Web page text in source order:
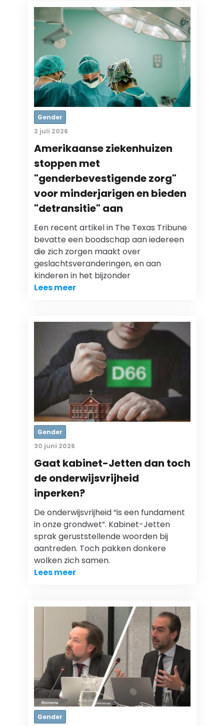
Gender
2 juli 2026
Amerikaanse ziekenhuizen
stoppen met
"genderbevestigende zorg"
voor minderjarigen en bieden
"detransitie" aan
Een recent artikel in The Texas Tribune
bevatte een boodschap aan iedereen
die zich zorgen maakt over
geslachtsveranderingen, en aan
kinderen in het bijzonder
Lees meer
Gender
30 juni 2026
Gaat kabinet-Jetten dan toch
de onderwijsvrijheid
inperken?
De onderwijsvrijheid “is een fundament
in onze grondwet”. Kabinet-Jetten
sprak geruststellende woorden bij
aantreden. Toch pakken donkere
wolken zich samen.
Lees meer
Gender